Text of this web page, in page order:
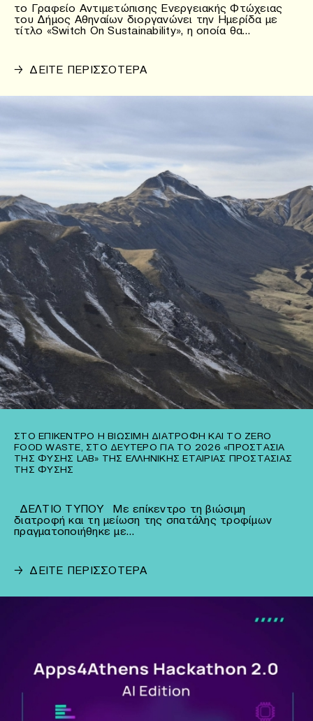
το Γραφείο Αντιμετώπισης Ενεργειακής Φτώχειας
του Δήμος Αθηναίων διοργανώνει την Ημερίδα με
τίτλο «Switch On Sustainability», η οποία θα…
→ ΔΕΙΤΕ ΠΕΡΙΣΣΟΤΕΡΑ
ΣΤΟ ΕΠΊΚΕΝΤΡΟ Η ΒΙΏΣΙΜΗ ΔΙΑΤΡΟΦΉ ΚΑΙ ΤΟ ZERO
FOOD WASTE, ΣΤΟ ΔΕΎΤΕΡΟ ΓΙΑ ΤΟ 2026 «ΠΡΟΣΤΑΣΊΑ
ΤΗΣ ΦΎΣΗΣ LAB» ΤΗΣ ΕΛΛΗΝΙΚΉΣ ΕΤΑΙΡΊΑΣ ΠΡΟΣΤΑΣΊΑΣ
ΤΗΣ ΦΎΣΗΣ
ΔΕΛΤΙΟ ΤΥΠΟΥ Με επίκεντρο τη βιώσιμη
διατροφή και τη μείωση της σπατάλης τροφίμων
πραγματοποιήθηκε με…
→ ΔΕΙΤΕ ΠΕΡΙΣΣΟΤΕΡΑ